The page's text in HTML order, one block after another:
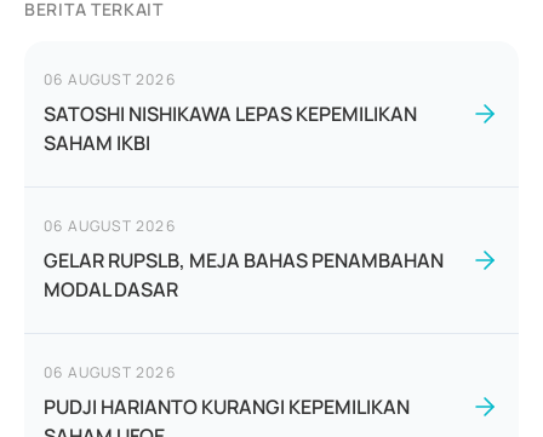
BERITA TERKAIT
06 AUGUST 2026
SATOSHI NISHIKAWA LEPAS KEPEMILIKAN
SAHAM IKBI
06 AUGUST 2026
GELAR RUPSLB, MEJA BAHAS PENAMBAHAN
MODAL DASAR
06 AUGUST 2026
PUDJI HARIANTO KURANGI KEPEMILIKAN